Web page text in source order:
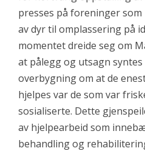
presses på foreninger
av dyr til omplassering på
momentet dreide seg om
at pålegg og utsagn
overbygning om at de
hjelpes var de som var
sosialiserte. Dette
av hjelpearbeid som
behandling og